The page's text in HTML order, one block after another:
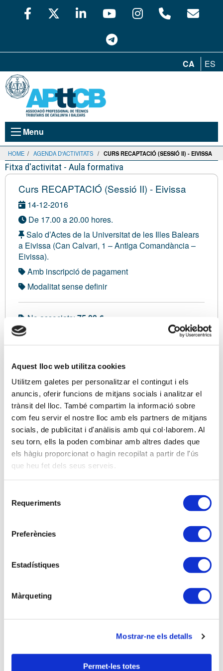
Aquest lloc web utilitza cookies
Utilitzem galetes per personalitzar el contingut i els
anuncis, oferir funcions de mitjans socials i analitzar el
trànsit del lloc. També compartim la informació sobre
com feu servir el nostre lloc amb els partners de mitjans
socials, de publicitat i d'anàlisis amb qui col·laborem. Al
seu torn, ells la poden combinar amb altres dades que
els hàgiu proporcionat o hagin recopilat a partir de l'ús
que heu fet dels seus serveis.
Requeriments
Preferències
Estadístiques
Màrqueting
Mostrar-ne els detalls
Permet-les totes
CA ES
Menu
HOME / AGENDA D'ACTIVITATS / CURS RECAPTACIÓ (SESSIÓ II) - EIVISSA
Fitxa d'activitat - Aula formativa
Curs RECAPTACIÓ (Sessió II) - Eivissa
14-12-2016
De 17.00 a 20.00 hores.
Salo d’Actes de la Universitat de les Illes Balears
a Eivissa (Can Calvari, 1 – Antiga Comandància –
Eivissa).
Amb inscripció de pagament
Modalitat sense definir
No associats: 75,00 €
Universitaris:
Ponents
Sr. Enrique Gallardo Fernández, Llic. en Dret. Màster
en Pràctica Jurídica. Tècnic d’Hisenda, adscrit a
l’Unitat de Recaptació de l’Administració de la AEAT
a Eivissa-Formentera. Professor UIB, GADE
(Sistema Fiscal).
1. Sol·licitud d’aplaçaments i/o fraccionaments.
b) Plaços.